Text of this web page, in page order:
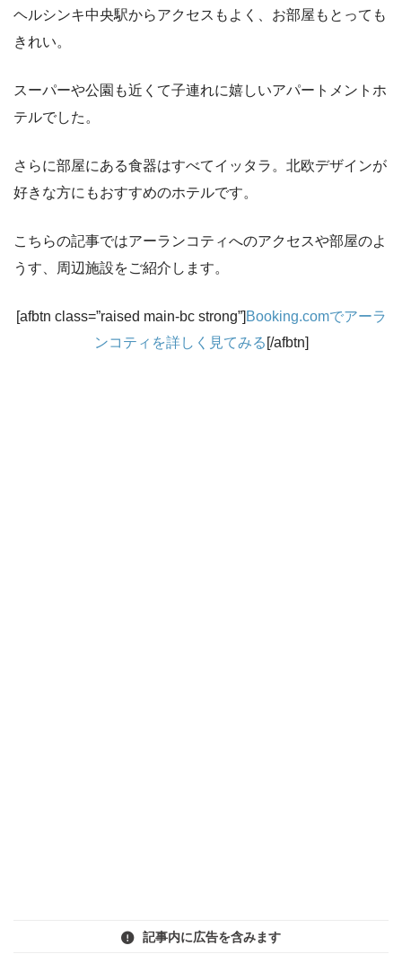
ヘルシンキ中央駅からアクセスもよく、お部屋もとっても
きれい。
スーパーや公園も近くて子連れに嬉しいアパートメントホ
テルでした。
さらに部屋にある食器はすべてイッタラ。北欧デザインが
好きな方にもおすすめのホテルです。
こちらの記事ではアーランコティへのアクセスや部屋のよ
うす、周辺施設をご紹介します。
[afbtn class=”raised main-bc strong”] Booking.comでアーラ
ンコティを詳しく見てみる [/afbtn]
記事内に広告を含みます